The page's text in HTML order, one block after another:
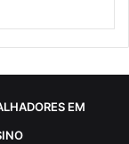
EM